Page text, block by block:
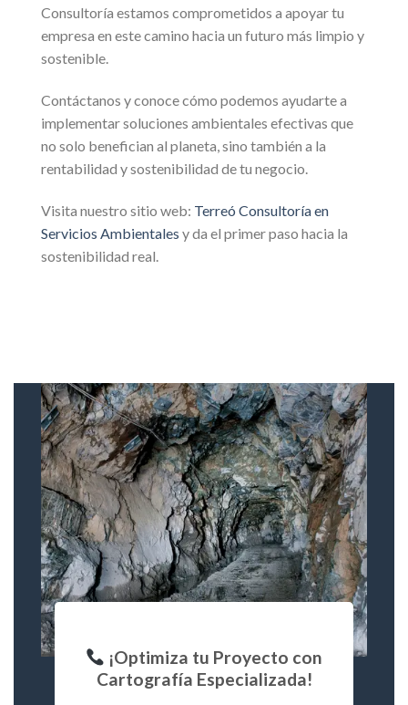
Consultoría estamos comprometidos a apoyar tu
empresa en este camino hacia un futuro más limpio y
sostenible.
Contáctanos y conoce cómo podemos ayudarte a
implementar soluciones ambientales efectivas que
no solo benefician al planeta, sino también a la
rentabilidad y sostenibilidad de tu negocio.
Visita nuestro sitio web: Terreó Consultoría en
Servicios Ambientales y da el primer paso hacia la
sostenibilidad real.
¡Optimiza tu Proyecto con
Cartografía Especializada!